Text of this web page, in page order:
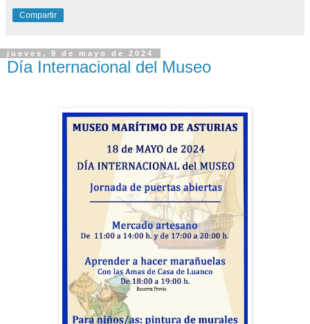
Compartir
jueves, 9 de mayo de 2024
Día Internacional del Museo